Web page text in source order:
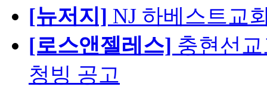
[뉴저지] NJ 하베스트교
[로스앤젤레스] 충현선
청빙 공고